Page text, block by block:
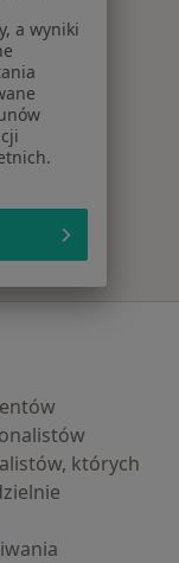
których
a wyniki